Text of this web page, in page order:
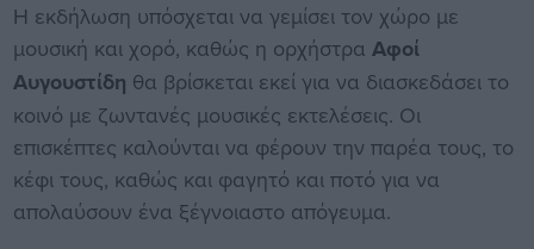
Η εκδήλωση υπόσχεται να γεμίσει τον χώρο με
μουσική και χορό, καθώς η ορχήστρα Αφοί
Αυγουστίδη θα βρίσκεται εκεί για να διασκεδάσει το
κοινό με ζωντανές μουσικές εκτελέσεις. Οι
επισκέπτες καλούνται να φέρουν την παρέα τους, το
κέφι τους, καθώς και φαγητό και ποτό για να
απολαύσουν ένα ξέγνοιαστο απόγευμα.